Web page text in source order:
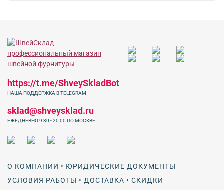
О КОМПАНИИ • ЮРИДИЧЕСКИЕ ДОКУМЕНТЫ
УСЛОВИЯ РАБОТЫ • ДОСТАВКА • СКИДКИ
https://t.me/ShveySkladBot
НАША ПОДДЕРЖКА В TELEGRAM
sklad@shveysklad.ru
ЕЖЕДНЕВНО 9:30 - 20:00 ПО МОСКВЕ